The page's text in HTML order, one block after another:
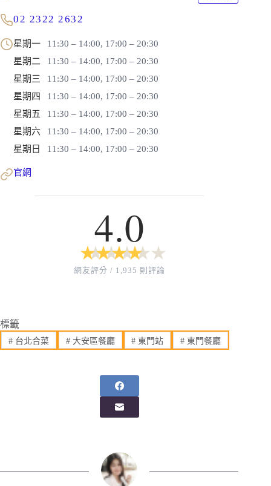
02 2322 2632
星期一
11:30 – 14:00, 17:00 – 20:30
星期二
11:30 – 14:00, 17:00 – 20:30
星期三
11:30 – 14:00, 17:00 – 20:30
星期四
11:30 – 14:00, 17:00 – 20:30
星期五
11:30 – 14:00, 17:00 – 20:30
星期六
11:30 – 14:00, 17:00 – 20:30
星期日
11:30 – 14:00, 17:00 – 20:30
官網
4.0
★
★ ★
★ ★
★ ★
★ ★
★
網友評分 / 1,935 則評論
標籤
#台北合菜 #大安區餐廳 # 東門站 # 東門餐廳